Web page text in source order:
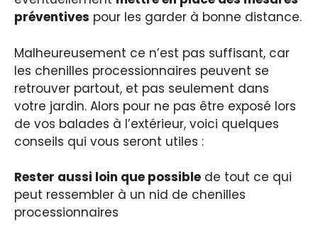
préventives pour les garder à bonne distance.
Malheureusement ce n’est pas suffisant, car
les chenilles processionnaires peuvent se
retrouver partout, et pas seulement dans
votre jardin. Alors pour ne pas être exposé lors
de vos balades à l’extérieur, voici quelques
conseils qui vous seront utiles :
Rester aussi loin que possible de tout ce qui
peut ressembler à un nid de chenilles
processionnaires